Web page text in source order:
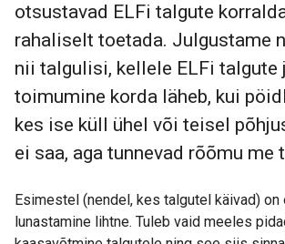
otsustavad ELFi talgute
rahaliselt toetada. Julgustame
nii talgulisi, kellele ELFi talgute
toimumine korda läheb, kui
kes ise küll ühel või teisel
ei saa, aga tunnevad rõõmu me
Esimestel (nendel, kes talgutel käivad) on
lunastamine lihtne. Tuleb vaid meeles